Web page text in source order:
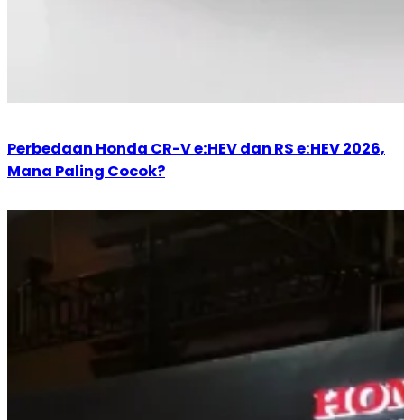
Perbedaan Honda CR-V e:HEV dan RS e:HEV 2026,
Mana Paling Cocok?